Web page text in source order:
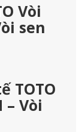
Vòi
sen
TOTO
– Vòi